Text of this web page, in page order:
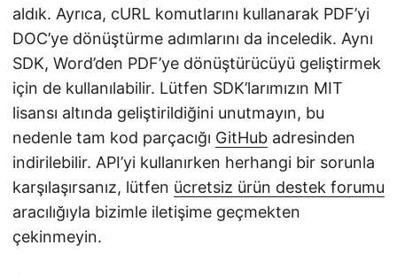
aldık. Ayrıca, cURL komutlarını kullanarak PDF’yi
DOC’ye dönüştürme adımlarını da inceledik. Aynı
SDK, Word’den PDF’ye dönüştürücüyü geliştirmek
için de kullanılabilir. Lütfen SDK’larımızın MIT
lisansı altında geliştirildiğini unutmayın, bu
nedenle tam kod parçacığı GitHub adresinden
indirilebilir. API’yi kullanırken herhangi bir sorunla
karşılaşırsanız, lütfen ücretsiz ürün destek forumu
aracılığıyla bizimle iletişime geçmekten
çekinmeyin.